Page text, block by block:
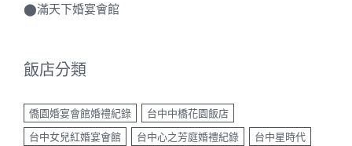
⬤滿天下婚宴會館
飯店分類
僑園婚宴會館婚禮紀錄
台中中橋花園飯店
台中女兒紅婚宴會館
台中心之芳庭婚禮紀錄
台中星時代